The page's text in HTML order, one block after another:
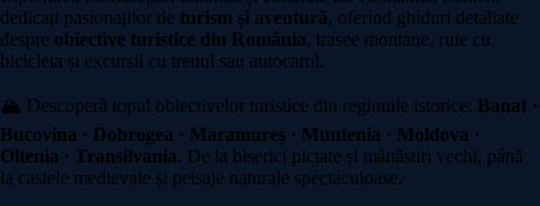
dedicați pasionaților de turism și aventură, oferind ghiduri detaliate
despre obiective turistice din România, trasee montane, rute cu
bicicleta și excursii cu trenul sau autocarul.
🏔️ Descoperă topul obiectivelor turistice din regiunile istorice: Banat ·
Bucovina · Dobrogea · Maramureș · Muntenia · Moldova ·
Oltenia · Transilvania. De la biserici pictate și mănăstiri vechi, până
la castele medievale și peisaje naturale spectaculoase.